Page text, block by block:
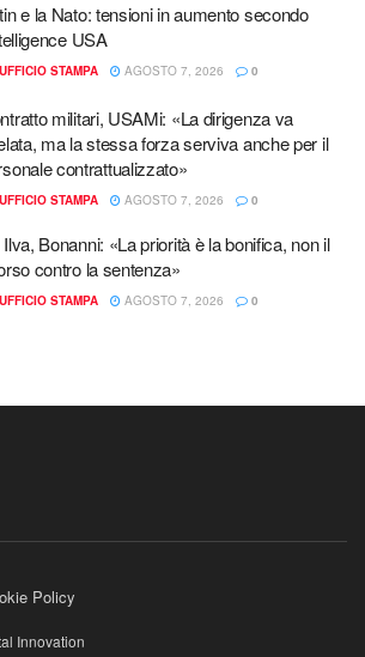
e la Nato: tensioni in aumento secondo
USA
UFFICIO STAMPA AGOSTO 7, 2026 0
militari, USAMi: «La dirigenza va
ma la stessa forza serviva anche per il
contrattualizzato»
UFFICIO STAMPA AGOSTO 7, 2026 0
Bonanni: «La priorità è la bonifica, non il
contro la sentenza»
UFFICIO STAMPA AGOSTO 7, 2026 0
Policy
Innovation